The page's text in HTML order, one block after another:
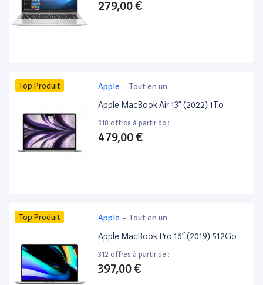
279,00 €
Top Produit Apple - Tout en un
Apple MacBook Air 13” (2022) 1To
318 offres à partir de :
479,00 €
Top Produit Apple - Tout en un
Apple MacBook Pro 16” (2019) 512Go
312 offres à partir de :
397,00 €